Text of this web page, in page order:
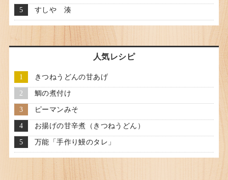
すしや 湊
人気レシピ
きつねうどんの甘あげ
鯛の煮付け
ピーマンみそ
お揚げの甘辛煮（きつねうどん）
万能「手作り鰻のタレ」